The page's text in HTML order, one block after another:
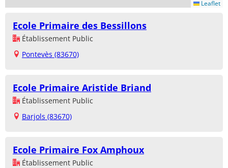
Leaflet
Ecole Primaire des Bessillons
Établissement Public
Pontevès (83670)
Ecole Primaire Aristide Briand
Établissement Public
Barjols (83670)
Ecole Primaire Fox Amphoux
Établissement Public